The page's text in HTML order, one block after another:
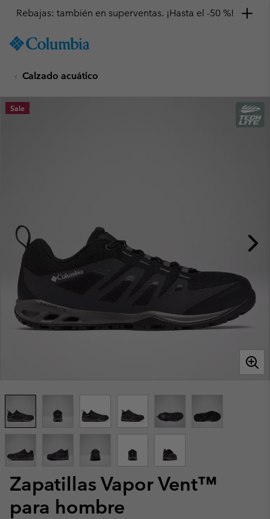
TO
SKIP
MAIN
NAV
Rebajas: también en superventas. ¡Hasta el -50 %!
Calzado acuático
Zapatillas Vapor Vent™
para hombre
Sale